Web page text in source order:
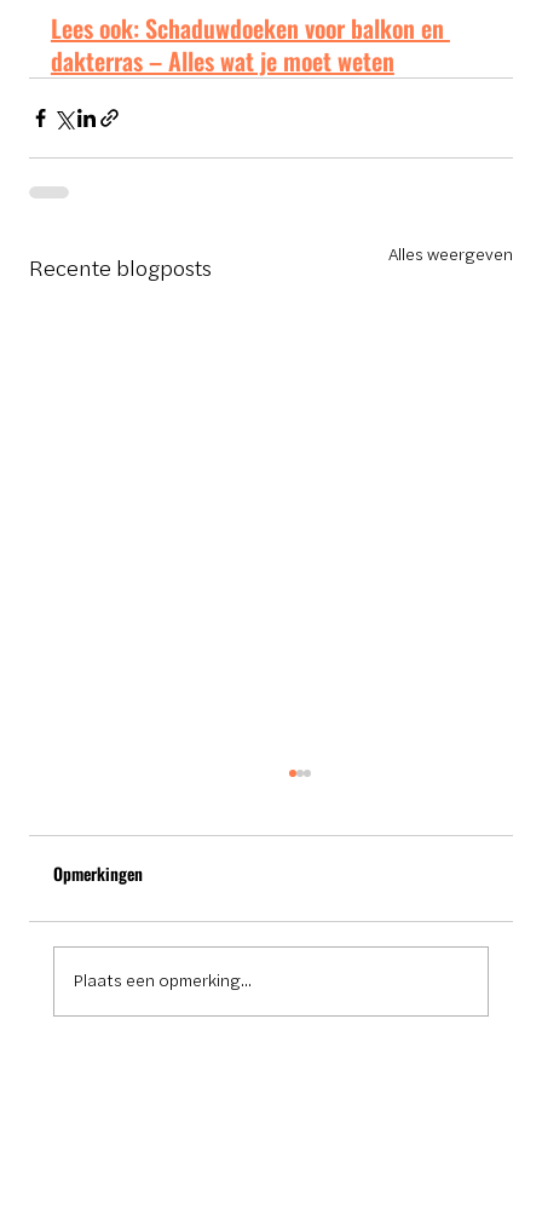
Lees ook: Schaduwdoeken voor balkon en
dakterras – Alles wat je moet weten
Recente blogposts Alles weergeven
Opmerkingen
Plaats een opmerking...